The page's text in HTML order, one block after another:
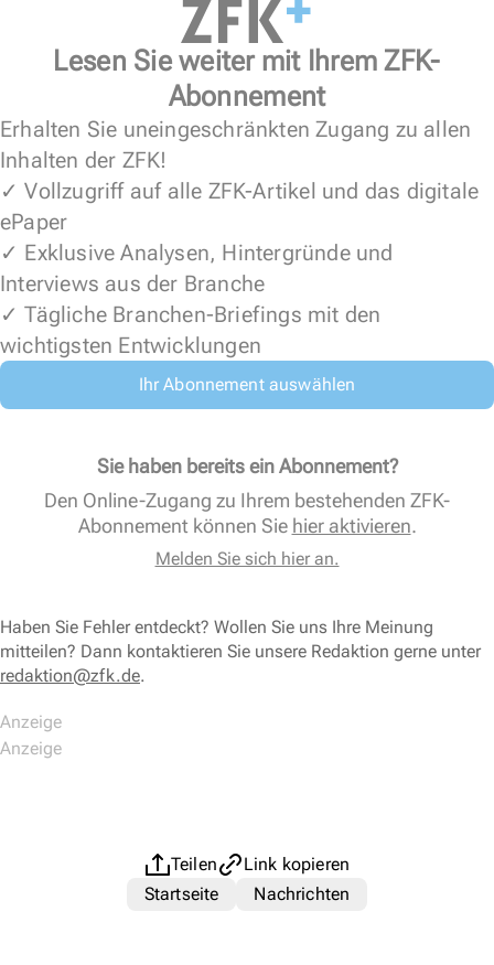
Lesen Sie weiter mit Ihrem ZFK-
Abonnement
Erhalten Sie uneingeschränkten Zugang zu allen
Inhalten der ZFK!
✓ Vollzugriff auf alle ZFK-Artikel und das digitale
ePaper
✓ Exklusive Analysen, Hintergründe und
Interviews aus der Branche
✓ Tägliche Branchen-Briefings mit den
wichtigsten Entwicklungen
Ihr Abonnement auswählen
Sie haben bereits ein Abonnement?
Den Online-Zugang zu Ihrem bestehenden ZFK-
Abonnement können Sie hier aktivieren.
Melden Sie sich hier an.
Haben Sie Fehler entdeckt? Wollen Sie uns Ihre Meinung
mitteilen? Dann kontaktieren Sie unsere Redaktion gerne unter
redaktion@zfk.de.
Teilen
Link kopieren
Startseite
Nachrichten